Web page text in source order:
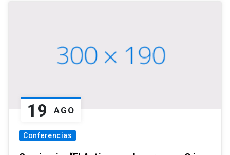
19 AGO
Conferencias